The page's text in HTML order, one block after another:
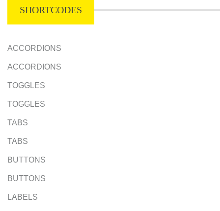
SHORTCODES
ACCORDIONS
ACCORDIONS
TOGGLES
TOGGLES
TABS
TABS
BUTTONS
BUTTONS
LABELS